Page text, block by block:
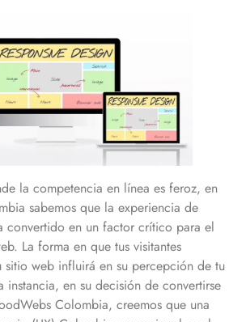
la competencia en línea es feroz, en
sabemos que la experiencia de
convertido en un factor crítico para el
La forma en que tus visitantes
sitio web influirá en su percepción de tu
instancia, en su decisión de convertirse
Colombia, creemos que una